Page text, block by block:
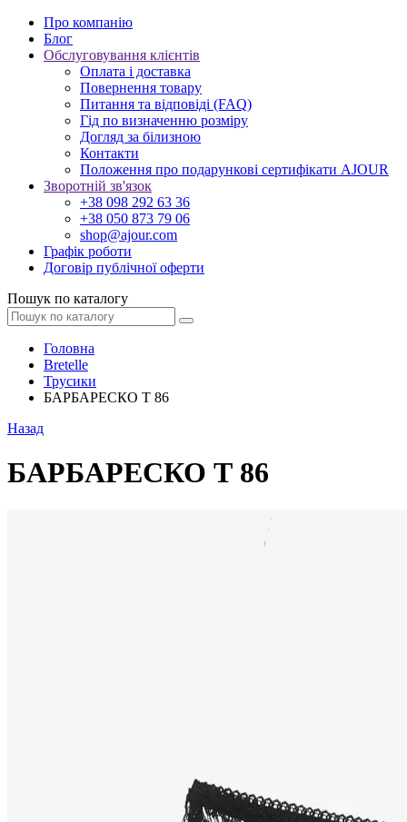
Про компанію
Блог
Обслуговування клієнтів
Оплата і доставка
Повернення товару
Питання та відповіді (FAQ)
Гід по визначенню розміру
Догляд за білизною
Контакти
Положення про подарункові сертифікати AJOUR
Зворотній зв'язок
+38 098 292 63 36
+38 050 873 79 06
shop@ajour.com
Графік роботи
Договір публічної оферти
Пошук по каталогу
Головна
Bretelle
Трусики
БАРБАРЕСКО Т 86
Назад
БАРБАРЕСКО Т 86